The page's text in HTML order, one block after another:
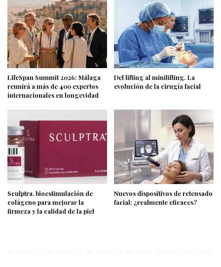
LifeSpan Summit 2026: Málaga
reunirá a más de 400 expertos
internacionales en longevidad
Del lifting al minilifting. La
evolución de la cirugía facial
Sculptra, bioestimulación de
colágeno para mejorar la
firmeza y la calidad de la piel
Nuevos dispositivos de retensado
facial: ¿realmente eficaces?